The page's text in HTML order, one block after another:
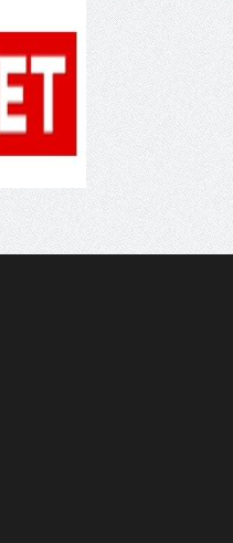
στον δεύτερο γύρο του
Κατάλογο Παγκόσμιας
η απόφαση Ο
και πολιτιστικό
για την
ΔΡΑΣΕΙΣ ΓΙΑ ΠΑΙΔΙΑ